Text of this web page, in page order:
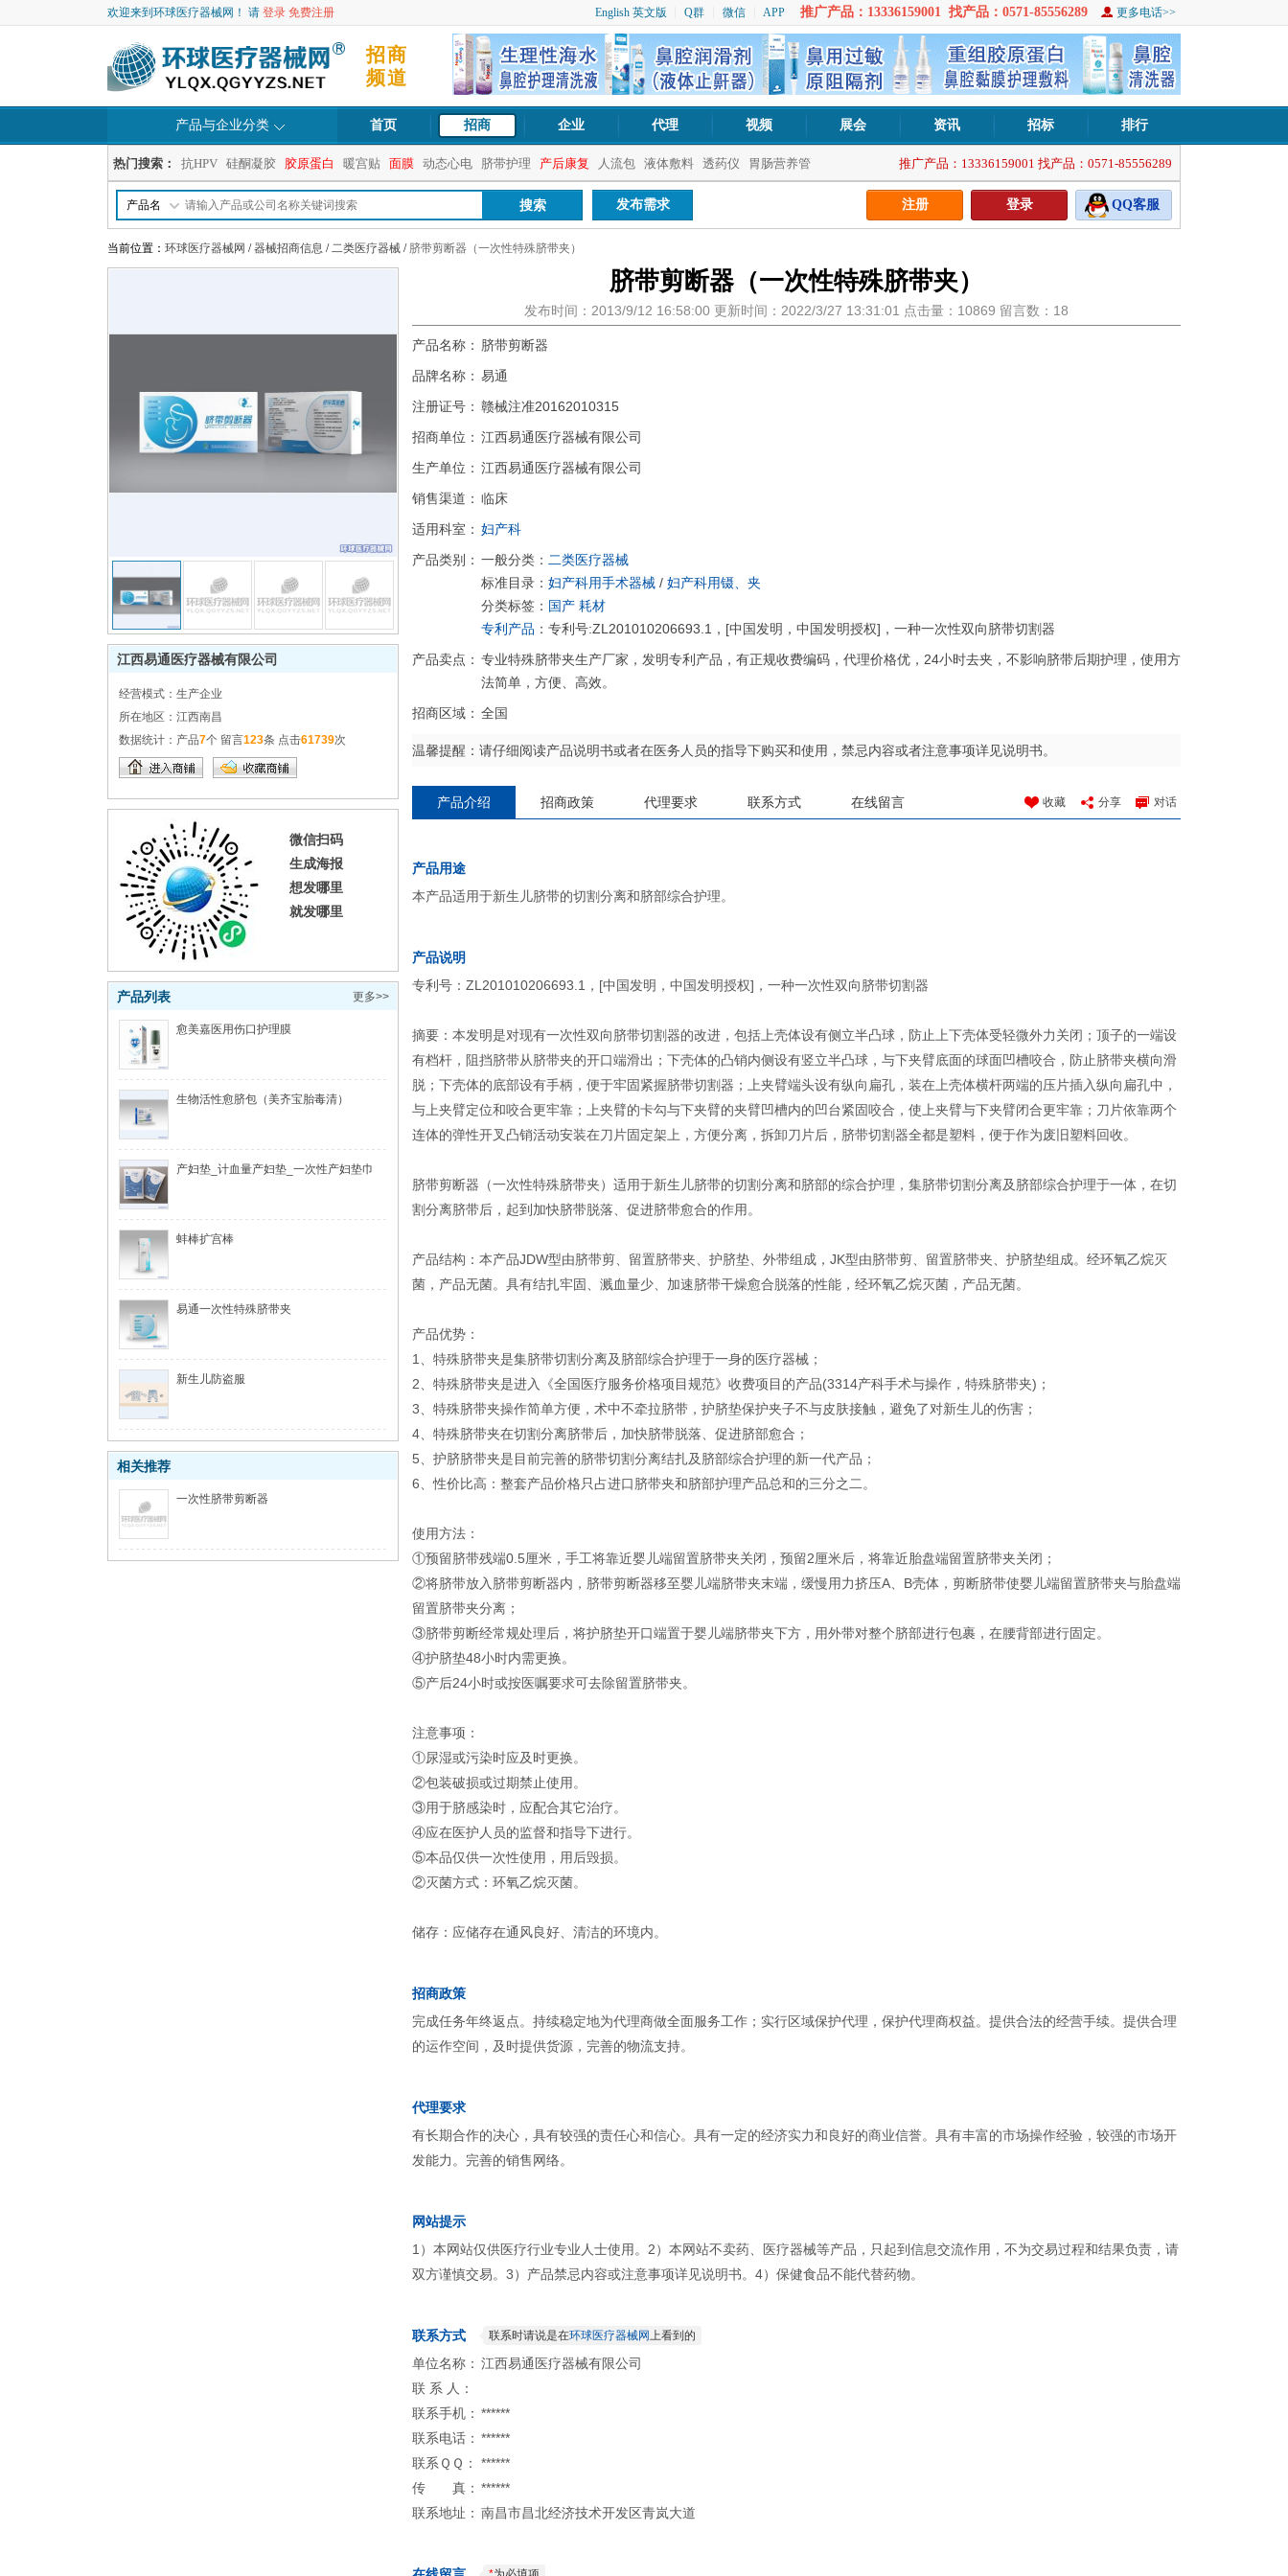
English 英文版 Q群 微信 APP 推广产品：13336159001 找产品：0571-85556289 更多电话>>
欢迎来到环球医疗器械网！ 请 登录 免费注册
招商
频道
产品与企业分类 首页 招商 企业 代理 视频 展会 资讯 招标 排行
推广产品：13336159001 找产品：0571-85556289
热门搜索： 抗HPV 硅酮凝胶 胶原蛋白 暖宫贴 面膜 动态心电 脐带护理 产后康复 人流包 液体敷料 透药仪 胃肠营养管
产品名 发布需求 注册 登录 QQ客服
当前位置： 环球医疗器械网 /器械招商信息 /二类医疗器械 / 脐带剪断器（一次性特殊脐带夹）
脐带剪断器（一次性特殊脐带夹）
发布时间：2013/9/12 16:58:00 更新时间：2022/3/27 13:31:01 点击量：10869 留言数：18
产品名称：
脐带剪断器
品牌名称： 易通
注册证号： 赣械注准20162010315
招商单位： 江西易通医疗器械有限公司
生产单位： 江西易通医疗器械有限公司
销售渠道： 临床
适用科室： 妇产科
产品类别： 一般分类： 二类医疗器械
标准目录： 妇产科用手术器械 / 妇产科用镊、夹
分类标签： 国产 耗材
专利产品 ：专利号:ZL201010206693.1，[中国发明，中国发明授权]，一种一次性双向脐带切割器
产品卖点： 专业特殊脐带夹生产厂家，发明专利产品，有正规收费编码，代理价格优，24小时去夹，不影响脐带后期护理，使用方
法简单，方便、高效。
招商区域： 全国
温馨提醒：请仔细阅读产品说明书或者在医务人员的指导下购买和使用，禁忌内容或者注意事项详见说明书。
收藏 分享 对话
产品介绍 招商政策 代理要求 联系方式 在线留言
产品用途
本产品适用于新生儿脐带的切割分离和脐部综合护理。
产品说明
专利号：ZL201010206693.1，[中国发明，中国发明授权]，一种一次性双向脐带切割器
摘要：本发明是对现有一次性双向脐带切割器的改进，包括上壳体设有侧立半凸球，防止上下壳体受轻微外力关闭；顶子的一端设
有档杆，阻挡脐带从脐带夹的开口端滑出；下壳体的凸销内侧设有竖立半凸球，与下夹臂底面的球面凹槽咬合，防止脐带夹横向滑
脱；下壳体的底部设有手柄，便于牢固紧握脐带切割器；上夹臂端头设有纵向扁孔，装在上壳体横杆两端的压片插入纵向扁孔中，
与上夹臂定位和咬合更牢靠；上夹臂的卡勾与下夹臂的夹臂凹槽内的凹台紧固咬合，使上夹臂与下夹臂闭合更牢靠；刀片依靠两个
连体的弹性开叉凸销活动安装在刀片固定架上，方便分离，拆卸刀片后，脐带切割器全都是塑料，便于作为废旧塑料回收。
脐带剪断器（一次性特殊脐带夹）适用于新生儿脐带的切割分离和脐部的综合护理，集脐带切割分离及脐部综合护理于一体，在切
割分离脐带后，起到加快脐带脱落、促进脐带愈合的作用。
产品结构：本产品JDW型由脐带剪、留置脐带夹、护脐垫、外带组成，JK型由脐带剪、留置脐带夹、护脐垫组成。经环氧乙烷灭
菌，产品无菌。具有结扎牢固、溅血量少、加速脐带干燥愈合脱落的性能，经环氧乙烷灭菌，产品无菌。
产品优势：
1、特殊脐带夹是集脐带切割分离及脐部综合护理于一身的医疗器械；
2、特殊脐带夹是进入《全国医疗服务价格项目规范》收费项目的产品(3314产科手术与操作，特殊脐带夹)；
3、特殊脐带夹操作简单方便，术中不牵拉脐带，护脐垫保护夹子不与皮肤接触，避免了对新生儿的伤害；
4、特殊脐带夹在切割分离脐带后，加快脐带脱落、促进脐部愈合；
5、护脐脐带夹是目前完善的脐带切割分离结扎及脐部综合护理的新一代产品；
6、性价比高：整套产品价格只占进口脐带夹和脐部护理产品总和的三分之二。
使用方法：
①预留脐带残端0.5厘米，手工将靠近婴儿端留置脐带夹关闭，预留2厘米后，将靠近胎盘端留置脐带夹关闭；
②将脐带放入脐带剪断器内，脐带剪断器移至婴儿端脐带夹末端，缓慢用力挤压A、B壳体，剪断脐带使婴儿端留置脐带夹与胎盘端
留置脐带夹分离；
③脐带剪断经常规处理后，将护脐垫开口端置于婴儿端脐带夹下方，用外带对整个脐部进行包裹，在腰背部进行固定。
④护脐垫48小时内需更换。
⑤产后24小时或按医嘱要求可去除留置脐带夹。
注意事项：
①尿湿或污染时应及时更换。
②包装破损或过期禁止使用。
③用于脐感染时，应配合其它治疗。
④应在医护人员的监督和指导下进行。
⑤本品仅供一次性使用，用后毁损。
②灭菌方式：环氧乙烷灭菌。
储存：应储存在通风良好、清洁的环境内。
招商政策
完成任务年终返点。持续稳定地为代理商做全面服务工作；实行区域保护代理，保护代理商权益。提供合法的经营手续。提供合理
的运作空间，及时提供货源，完善的物流支持。
代理要求
有长期合作的决心，具有较强的责任心和信心。具有一定的经济实力和良好的商业信誉。具有丰富的市场操作经验，较强的市场开
发能力。完善的销售网络。
网站提示
1）本网站仅供医疗行业专业人士使用。2）本网站不卖药、医疗器械等产品，只起到信息交流作用，不为交易过程和结果负责，请
双方谨慎交易。3）产品禁忌内容或注意事项详见说明书。4）保健食品不能代替药物。
联系方式 联系时请说是在环球医疗器械网上看到的
单位名称： 江西易通医疗器械有限公司
联 系 人：
联系手机： ******
联系电话： ******
联系ＱＱ：
******
传 真： ******
联系地址： 南昌市昌北经济技术开发区青岚大道
江西易通医疗器械有限公司
经营模式： 生产企业
所在地区： 江西南昌
数据统计： 产品7个 留言123条 点击61739次
微信扫码
生成海报
想发哪里
就发哪里
更多>>
产品列表
愈美嘉医用伤口护理膜
生物活性愈脐包（美齐宝胎毒清）
产妇垫_计血量产妇垫_一次性产妇垫巾
蚌棒扩宫棒
易通一次性特殊脐带夹
新生儿防盗服
相关推荐
一次性脐带剪断器